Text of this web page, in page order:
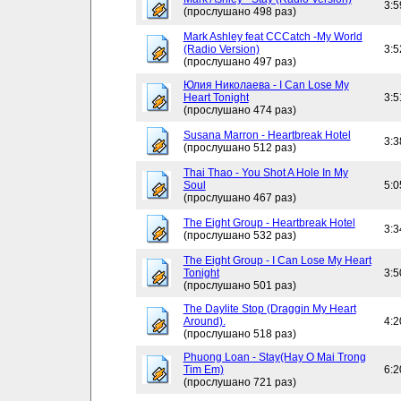
(прослушано 498 раз)
Mark Ashley feat CCCatch -My World
(Radio Version)
(прослушано 497 раз)
Юлия Николаева - I Can Lose My
Heart Tonight
(прослушано 474 раз)
Susana Marron - Heartbreak Hotel
(прослушано 512 раз)
Thai Thao - You Shot A Hole In My
Soul
(прослушано 467 раз)
The Eight Group - Heartbreak Hotel
(прослушано 532 раз)
The Eight Group - I Can Lose My Heart
Tonight
(прослушано 501 раз)
The Daylite Stop (Draggin My Heart
Around).
(прослушано 518 раз)
Phuong Loan - Stay(Hay O Mai Trong
Tim Em)
(прослушано 721 раз)